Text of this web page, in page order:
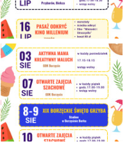
Wakacje z GOK